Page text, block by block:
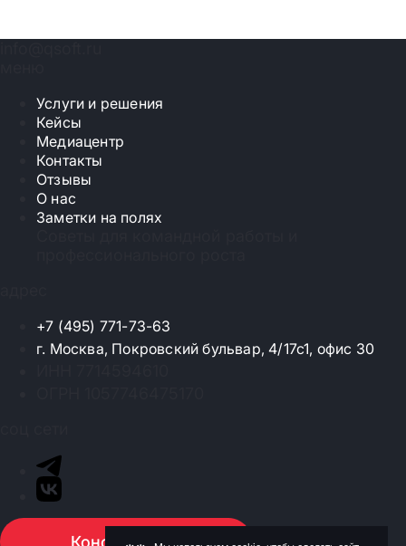
Услуги и решения
Кейсы
Медиацентр
Контакты
Отзывы
О нас
Заметки на полях
+7 (495) 771-73-63
г. Москва, Покровский бульвар, 4/17с1, офис 30
Консультация